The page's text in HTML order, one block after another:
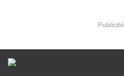
Publicité